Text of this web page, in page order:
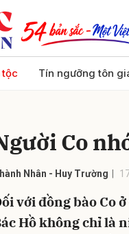
tộc Tín ngưỡng tôn
Co
Nhân - Huy Trường
với đồng bào Co
Hồ không chỉ là